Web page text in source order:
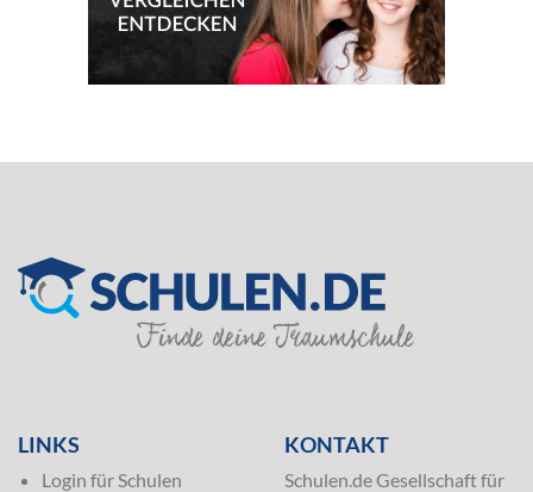
LINKS
Login für Schulen
KONTAKT
Schulen.de Gesellschaft für